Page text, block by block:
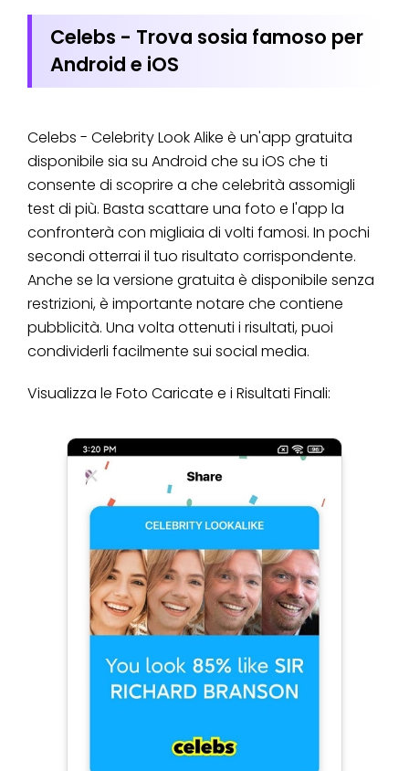
Celebs - Trova sosia famoso per
Android e iOS
Celebs - Celebrity Look Alike è un'app gratuita
disponibile sia su Android che su iOS che ti
consente di scoprire a che celebrità assomigli
test di più. Basta scattare una foto e l'app la
confronterà con migliaia di volti famosi. In pochi
secondi otterrai il tuo risultato corrispondente.
Anche se la versione gratuita è disponibile senza
restrizioni, è importante notare che contiene
pubblicità. Una volta ottenuti i risultati, puoi
condividerli facilmente sui social media.
Visualizza le Foto Caricate e i Risultati Finali: